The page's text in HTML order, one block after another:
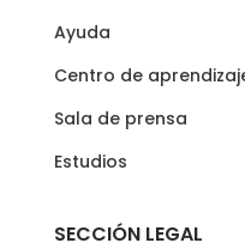
Ayuda
Centro de
Sala de prensa
Estudios
SECCIÓN LEGAL